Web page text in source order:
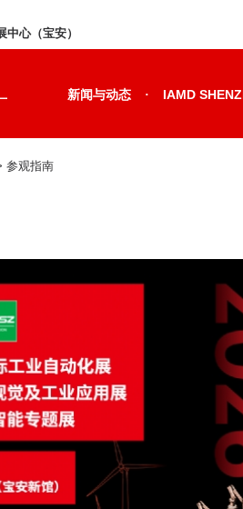
心（宝安）
新闻与动态 · IAMD
参观指南